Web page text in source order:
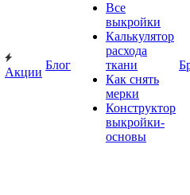
Акции
Блог
Все
выкройки
Калькулятор
расхода
ткани
Как снять
мерки
Конструктор
выкройки-
основы